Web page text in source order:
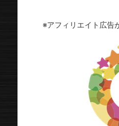
※アフィリエイト広告